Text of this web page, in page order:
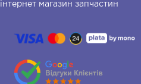
магазин запчастин